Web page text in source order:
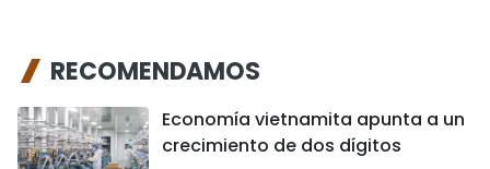
RECOMENDAMOS
Economía vietnamita apunta a un
crecimiento de dos dígitos